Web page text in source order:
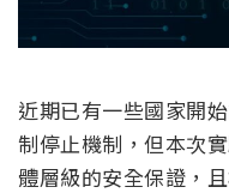
近期已有一些國家開
制停止機制，但本次
體層級的安全保證，